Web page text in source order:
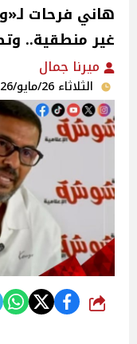
هاني فرحات
غير منطقية..
ميرنا جمال
الثلاثاء 26/مايو/2026 - 02:55 م
شارك